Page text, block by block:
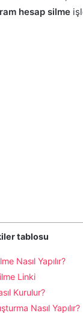
hesap silme
tablosu
Nasıl Yapılır?
Linki
Kurulur?
Nasıl Yapılır?